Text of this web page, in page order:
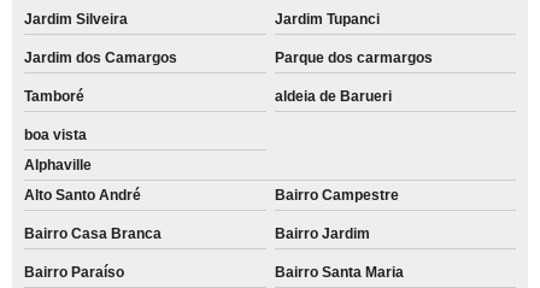
Jardim Silveira Jardim Tupanci
Jardim dos Camargos Parque dos carmargos
Tamboré aldeia de Barueri
boa vista
Alphaville
Alto Santo André
Bairro Campestre
Bairro Casa Branca Bairro Jardim
Bairro Paraíso Bairro Santa Maria